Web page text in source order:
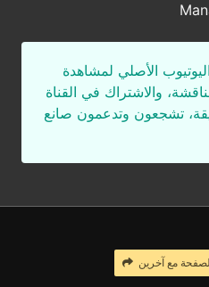
الأصلي لمشاهدة
والاشتراك في القناة
تشجعون وتدعمون صانع
مع آخرين